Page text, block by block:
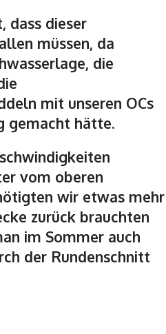
dass dieser
müssen, da
die
mit unseren OCs
gemacht hätte.
vom oberen
wir etwas mehr
zurück brauchten
im Sommer auch
der Rundenschnitt